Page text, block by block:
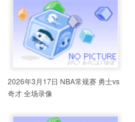
2026年3月17日 NBA常规赛 勇士vs
奇才 全场录像